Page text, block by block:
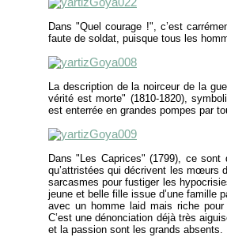
Dans "Quel courage !", c’est
faute de soldat, puisque tous les
La description de la noirceur de la
vérité est morte" (1810-1820),
est enterrée en grandes pompes par
Dans "Les Caprices" (1799), ce
qu’attristées qui décrivent les mœurs
sarcasmes pour fustiger les
jeune et belle fille issue d’une famille
avec un homme laid mais riche
C’est une dénonciation déjà très
et la passion sont les grands absents.